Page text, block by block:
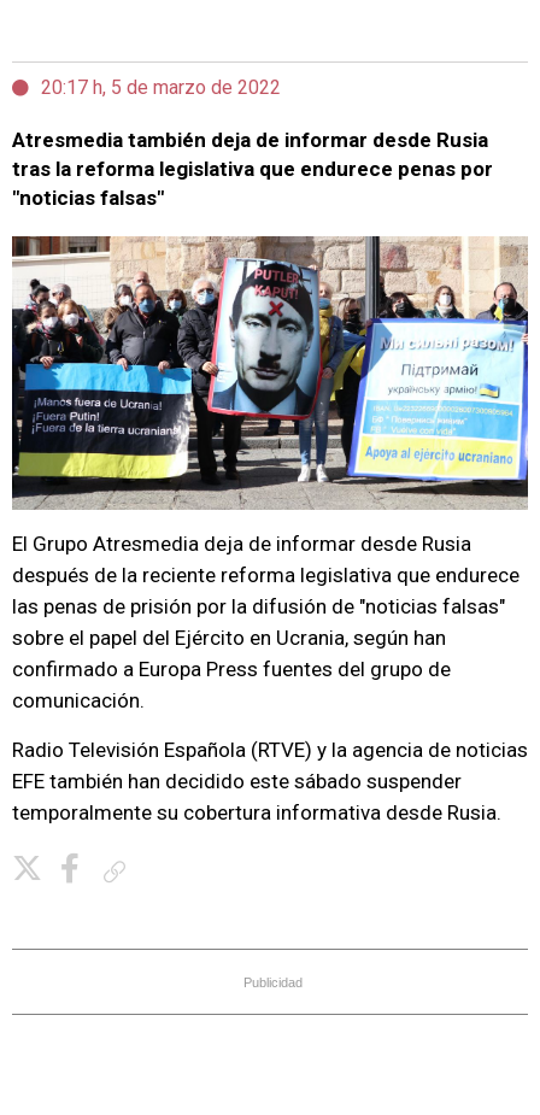
20:17 h, 5 de marzo de 2022
Atresmedia también deja de informar desde Rusia
tras la reforma legislativa que endurece penas por
"noticias falsas"
El Grupo Atresmedia deja de informar desde Rusia
después de la reciente reforma legislativa que endurece
las penas de prisión por la difusión de "noticias falsas"
sobre el papel del Ejército en Ucrania, según han
confirmado a Europa Press fuentes del grupo de
comunicación.
Radio Televisión Española (RTVE) y la agencia de noticias
EFE también han decidido este sábado suspender
temporalmente su cobertura informativa desde Rusia.
Publicidad